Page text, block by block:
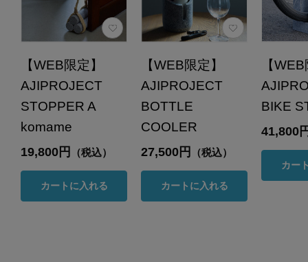
【WEB限定】
AJIPROJECT
STOPPER A
komame
19,800円 （税込）
カートに入れる
【WEB限定】
AJIPROJECT
BOTTLE
COOLER
27,500円 （税込）
カートに入れる
【
BIKE
41,800
カー